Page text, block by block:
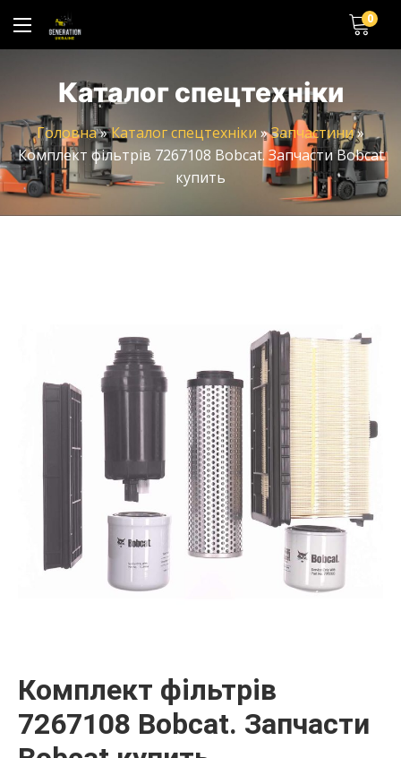
0
Каталог спецтехніки
Головна»Каталог спецтехніки »Запчастини»
Комплект фільтрів 7267108 Bobcat. Запчасти Bobcat
купить
Комплект фільтрів
7267108 Bobcat. Запчасти